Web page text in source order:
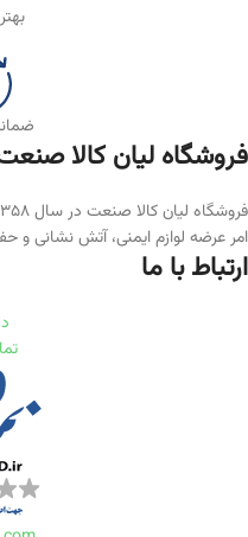
فروشگاه لیان‌ کالا
امر عرضه لوازم ایمنی، آتش نشانی و
ارتباط با ما